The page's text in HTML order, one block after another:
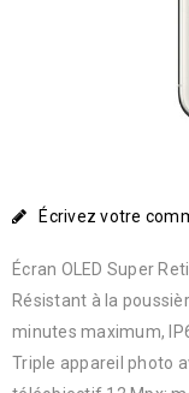
Écrivez votre
Écran OLED Super
Résistant à la
minutes maximum,
Triple appareil photo